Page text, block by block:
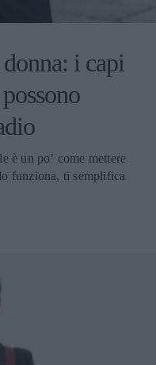
i capi
è un po’ come mettere
funziona, ti semplifica